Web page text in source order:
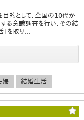
目的として、全国の10代か
る意識調査を行い、その結
」を取り...
婦 結婚生活